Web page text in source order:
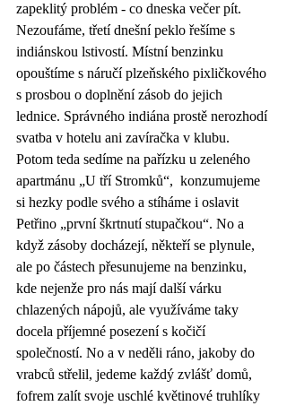
zapeklitý problém - co dneska večer pít.
Nezoufáme, třetí dnešní peklo řešíme s
indiánskou lstivostí. Místní benzinku
opouštíme s náručí plzeňského pixličkového
s prosbou o doplnění zásob do jejich
lednice. Správného indiána prostě nerozhodí
svatba v hotelu ani zavíračka v klubu.
Potom teda sedíme na pařízku u zeleného
apartmánu „U tří Stromků“,  konzumujeme
si hezky podle svého a stíháme i oslavit
Petřino „první škrtnutí stupačkou“. No a
když zásoby docházejí, někteří se plynule,
ale po částech přesunujeme na benzinku,
kde nejenže pro nás mají další várku
chlazených nápojů, ale využíváme taky
docela příjemné posezení s kočičí
společností. No a v neděli ráno, jakoby do
vrabců střelil, jedeme každý zvlášť domů,
fofrem zalít svoje uschlé květinové truhlíky